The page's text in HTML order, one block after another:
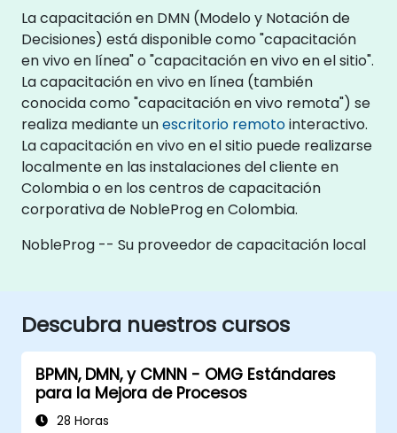
La capacitación en DMN (Modelo y Notación de
Decisiones) está disponible como "capacitación
en vivo en línea" o "capacitación en vivo en el sitio".
La capacitación en vivo en línea (también
conocida como "capacitación en vivo remota") se
realiza mediante unescritorio remotointeractivo.
La capacitación en vivo en el sitio puede realizarse
localmente en las instalaciones del cliente en
Colombia o en los centros de capacitación
corporativa de NobleProg en Colombia.
NobleProg -- Su proveedor de capacitación local
Descubra nuestros cursos
BPMN, DMN, y CMNN - OMG Estándares
para la Mejora de Procesos
28 Horas